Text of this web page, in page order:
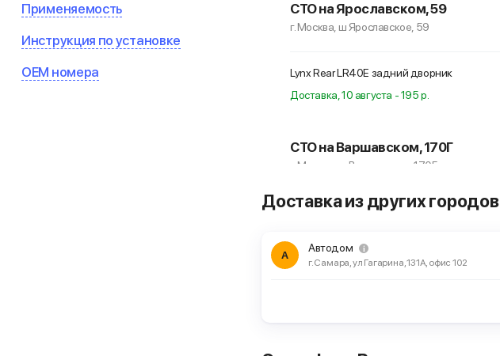
Применяемость
Инструкция по установке
OEM номера
СТО на Ярославском, 59
г. Москва, ш Ярославское, 59
Lynx Rear LR40E задний дворник
Доставка, 10 августа - 195 р.
СТО на Варшавском, 170Г
г. Москва, ш Варшавское, 170Г
Lynx Rear LR40Eзадний дворник
ЕвроАвто
Доставка из других городов
А
Автодом
г. Самара, ул Гагарина, 131А, офис 102